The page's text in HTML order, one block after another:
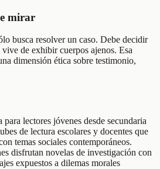
mirar
busca resolver un caso. Debe decidir
de exhibir cuerpos ajenos. Esa
dimensión ética sobre testimonio,
para lectores jóvenes desde secundaria
de lectura escolares y docentes que
temas sociales contemporáneos.
disfrutan novelas de investigación con
expuestos a dilemas morales